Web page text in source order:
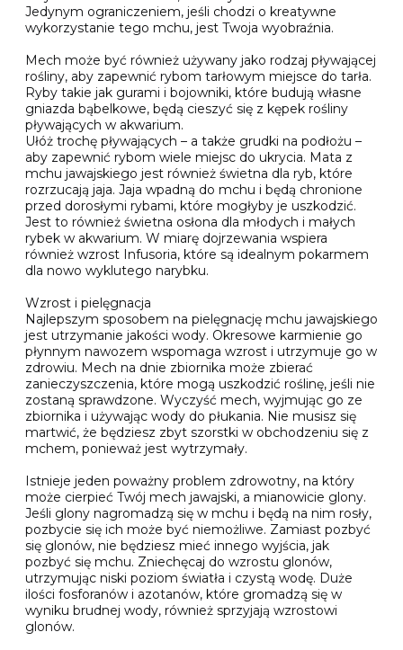
Jedynym ograniczeniem, jeśli chodzi o kreatywne
wykorzystanie tego mchu, jest Twoja wyobraźnia.
Mech może być również używany jako rodzaj pływającej
rośliny, aby zapewnić rybom tarłowym miejsce do tarła.
Ryby takie jak gurami i bojowniki, które budują własne
gniazda bąbelkowe, będą cieszyć się z kępek rośliny
pływających w akwarium.
Ułóż trochę pływających – a także grudki na podłożu –
aby zapewnić rybom wiele miejsc do ukrycia. Mata z
mchu jawajskiego jest również świetna dla ryb, które
rozrzucają jaja. Jaja wpadną do mchu i będą chronione
przed dorosłymi rybami, które mogłyby je uszkodzić.
Jest to również świetna osłona dla młodych i małych
rybek w akwarium. W miarę dojrzewania wspiera
również wzrost Infusoria, które są idealnym pokarmem
dla nowo wyklutego narybku.
Wzrost i pielęgnacja
Najlepszym sposobem na pielęgnację mchu jawajskiego
jest utrzymanie jakości wody. Okresowe karmienie go
płynnym nawozem wspomaga wzrost i utrzymuje go w
zdrowiu. Mech na dnie zbiornika może zbierać
zanieczyszczenia, które mogą uszkodzić roślinę, jeśli nie
zostaną sprawdzone. Wyczyść mech, wyjmując go ze
zbiornika i używając wody do płukania. Nie musisz się
martwić, że będziesz zbyt szorstki w obchodzeniu się z
mchem, ponieważ jest wytrzymały.
Istnieje jeden poważny problem zdrowotny, na który
może cierpieć Twój mech jawajski, a mianowicie glony.
Jeśli glony nagromadzą się w mchu i będą na nim rosły,
pozbycie się ich może być niemożliwe. Zamiast pozbyć
się glonów, nie będziesz mieć innego wyjścia, jak
pozbyć się mchu. Zniechęcaj do wzrostu glonów,
utrzymując niski poziom światła i czystą wodę. Duże
ilości fosforanów i azotanów, które gromadzą się w
wyniku brudnej wody, również sprzyjają wzrostowi
glonów.